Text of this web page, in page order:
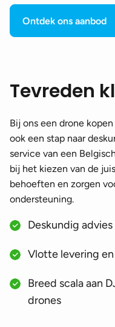
Ontdek ons aanbod
Tevreden
Bij ons een drone
ook een stap naar
service van een
bij het kiezen van de
behoeften en zorgen
ondersteuning.
Deskundig
Vlotte levering
Breed scala aan
drones